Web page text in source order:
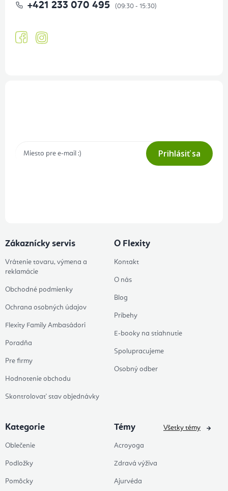
+421 233 070 495
Prihlásiť sa
Zákaznícky servis
Vrátenie tovaru, výmena a
reklamácie
Obchodné podmienky
Ochrana osobných údajov
Flexity Family Ambasádori
Poradňa
Pre firmy
Hodnotenie obchodu
Skontrolovať stav objednávky
O Flexity
Kontakt
O nás
Blog
Príbehy
E-booky na stiahnutie
Spolupracujeme
Osobný odber
Kategorie
Oblečenie
Podložky
Pomôcky
Témy
Acroyoga
Zdravá výživa
Ajurvéda
Všetky témy